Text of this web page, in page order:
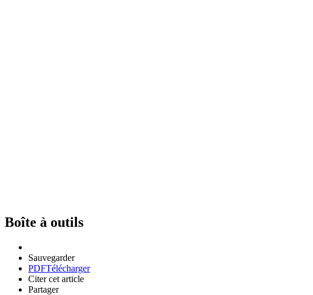
Boîte à outils
Sauvegarder
PDFTélécharger
Citer cet article
Partager